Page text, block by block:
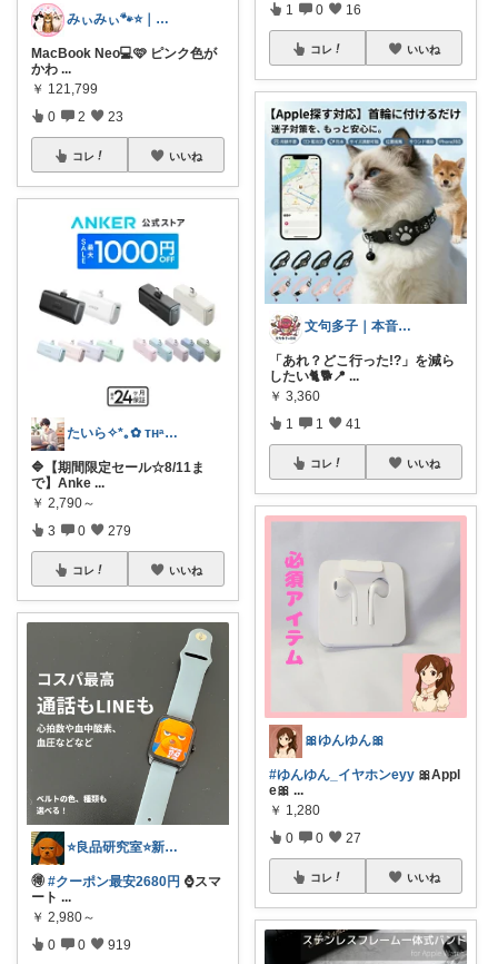
みぃみぃ🐾⭐｜猫と暮らすROOM
MacBook Neo💻🩷 ピンク色が
かわ ...
￥ 121,799
0 2 23
コレ いいね
たいら✧*｡✿ ᴛʜᵃⁿᵏ ʸᵒᵘ✧˖°
🔷【期間限定セール☆8/11ま
で】Anke ...
￥ 2,790～
3 0 279
コレ いいね
⭐良品研究室⭐新潟県民のオススメ🍙お米
🉐 #クーポン最安2680円 ⌚️スマ
ート ...
￥ 2,980～
0 0 919
1 0 16
コレ いいね
文句多子｜本音で選ぶ、お得好きママ
「あれ？どこ行った!?」を減ら
したい🐈🐕📍 ...
￥ 3,360
1 1 41
コレ いいね
🎀ゆんゆん🎀
#ゆんゆん_イヤホンeyy 🎀Appl
e🎀 ...
￥ 1,280
0 0 27
コレ いいね